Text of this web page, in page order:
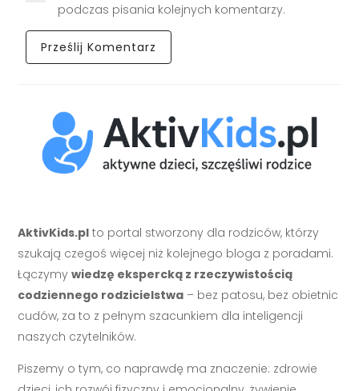
podczas pisania kolejnych komentarzy.
AktivKids.pl to portal stworzony dla rodziców, którzy
szukają czegoś więcej niż kolejnego bloga z poradami.
Łączymywiedzę ekspercką z rzeczywistością
codziennego rodzicielstwa – bez patosu, bez obietnic
cudów, za to z pełnym szacunkiem dla inteligencji
naszych czytelników.
Piszemy o tym, co naprawdę ma znaczenie: zdrowie